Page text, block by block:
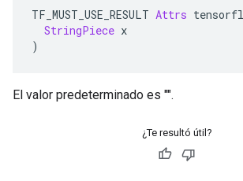
TF_MUST_USE_RESULT Attrs
StringPiece x
)
El valor predeterminado es "".
¿Te resultó útil?